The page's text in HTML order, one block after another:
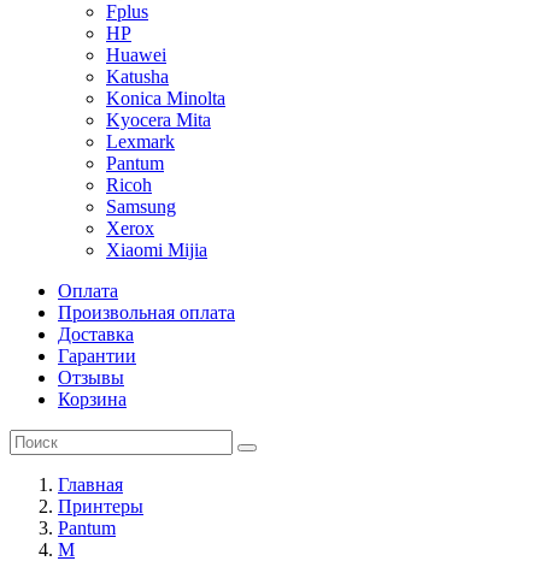
Fplus
HP
Huawei
Katusha
Konica Minolta
Kyocera Mita
Lexmark
Pantum
Ricoh
Samsung
Xerox
Xiaomi Mijia
Оплата
Произвольная оплата
Доставка
Гарантии
Отзывы
Корзина
Главная
Принтеры
Pantum
M